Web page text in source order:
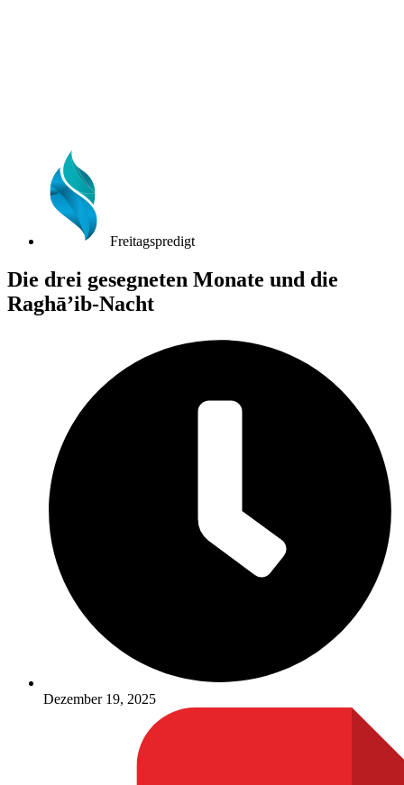
Freitagspredigt
Die drei gesegneten Monate und die
Raghā’ib-Nacht
Dezember 19, 2025